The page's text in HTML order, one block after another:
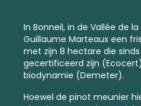
In Bonneil, in de Vallée de
Guillaume Marteaux een
met zijn 8 hectare die
gecertificeerd zijn
biodynamie (Demeter).
Hoewel de pinot meunier